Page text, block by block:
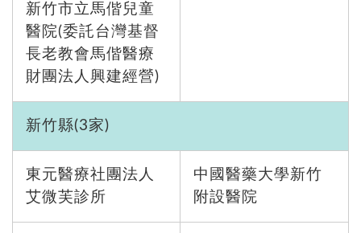
新竹市立馬偕兒童
醫院(委託台灣基督
長老教會馬偕醫療
財團法人興建經營)
新竹縣(3家)
東元醫療社團法人
艾微芙診所
中國醫藥大學新竹
附設醫院